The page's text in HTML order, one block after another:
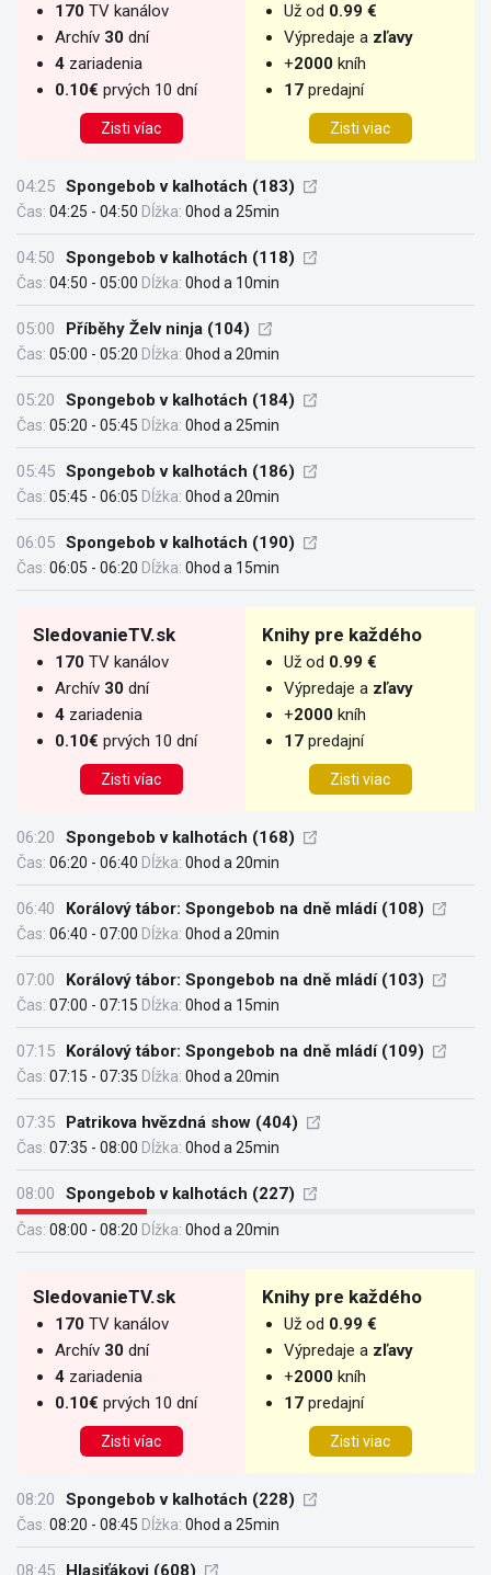
170 TV kanálov
Archív 30 dní
4 zariadenia
0.10€ prvých 10 dní
Zisti víac
Už od 0.99 €
Výpredaje a zľavy
+2000 kníh
17 predajní
Zisti viac
04:25 Spongebob v kalhotách (183)
Čas: 04:25 - 04:50 Dĺžka: 0hod a 25min
04:50 Spongebob v kalhotách (118)
Čas: 04:50 - 05:00 Dĺžka: 0hod a 10min
05:00 Příběhy Želv ninja (104)
Čas: 05:00 - 05:20 Dĺžka: 0hod a 20min
05:20 Spongebob v kalhotách (184)
Čas: 05:20 - 05:45 Dĺžka: 0hod a 25min
05:45 Spongebob v kalhotách (186)
Čas: 05:45 - 06:05 Dĺžka: 0hod a 20min
06:05 Spongebob v kalhotách (190)
Čas: 06:05 - 06:20 Dĺžka: 0hod a 15min
SledovanieTV.sk
170 TV kanálov
Archív 30 dní
4 zariadenia
0.10€ prvých 10 dní
Zisti víac
Knihy pre každého
Už od 0.99 €
Výpredaje a zľavy
+2000 kníh
17 predajní
Zisti viac
06:20 Spongebob v kalhotách (168)
Čas: 06:20 - 06:40 Dĺžka: 0hod a 20min
06:40 Korálový tábor: Spongebob na dně mládí (108)
Čas: 06:40 - 07:00 Dĺžka: 0hod a 20min
07:00 Korálový tábor: Spongebob na dně mládí (103)
Čas: 07:00 - 07:15 Dĺžka: 0hod a 15min
07:15 Korálový tábor: Spongebob na dně mládí (109)
Čas: 07:15 - 07:35 Dĺžka: 0hod a 20min
07:35 Patrikova hvězdná show (404)
Čas: 07:35 - 08:00 Dĺžka: 0hod a 25min
08:00 Spongebob v kalhotách (227)
Čas: 08:00 - 08:20 Dĺžka: 0hod a 20min
SledovanieTV.sk
170 TV kanálov
Archív 30 dní
4 zariadenia
0.10€ prvých 10 dní
Zisti víac
Knihy pre každého
Už od 0.99 €
Výpredaje a zľavy
+2000 kníh
17 predajní
Zisti viac
08:20 Spongebob v kalhotách (228)
Čas: 08:20 - 08:45 Dĺžka: 0hod a 25min
08:45 Hlasiťákovi (608)